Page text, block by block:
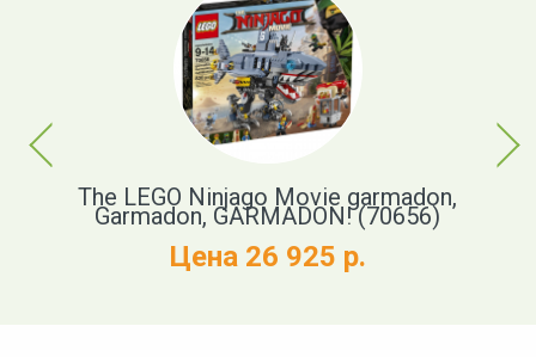
Previous
The LEGO Ninjago Movie garmadon,
Garmadon, GARMADON! (70656)
Цена 26 925 р.
Next